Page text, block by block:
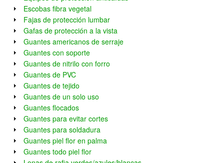
Escobas fibra vegetal
Fajas de protección lumbar
Gafas de protección a la vista
Guantes americanos de serraje
Guantes con soporte
Guantes de nitrilo con forro
Guantes de PVC
Guantes de tejido
Guantes de un solo uso
Guantes flocados
Guantes para evitar cortes
Guantes para soldadura
Guantes piel flor en palma
Guantes todo piel flor